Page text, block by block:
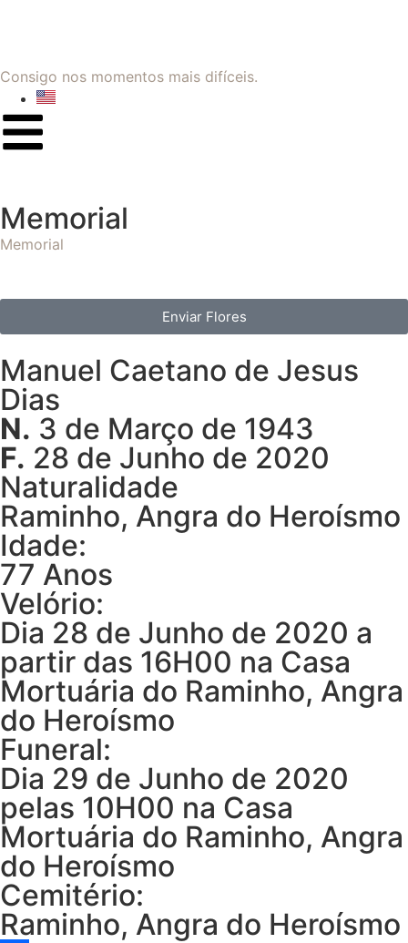
Consigo nos momentos mais difíceis.
Memorial
Memorial
Enviar Flores
Manuel Caetano de Jesus
Dias
N. 3 de Março de 1943
F. 28 de Junho de 2020
Naturalidade
Raminho, Angra do Heroísmo
Idade:
77 Anos
Velório:
Dia 28 de Junho de 2020 a
partir das 16H00 na Casa
Mortuária do Raminho, Angra
do Heroísmo
Funeral:
Dia 29 de Junho de 2020
pelas 10H00 na Casa
Mortuária do Raminho, Angra
do Heroísmo
Cemitério:
Raminho, Angra do Heroísmo